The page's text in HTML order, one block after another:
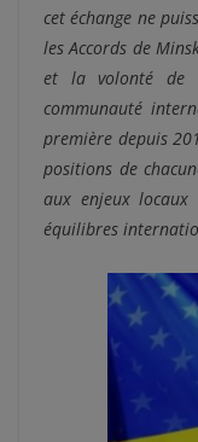
cet échange ne
les Accords de
et la volonté de
communauté
première depuis
positions de
aux enjeux
équilibres